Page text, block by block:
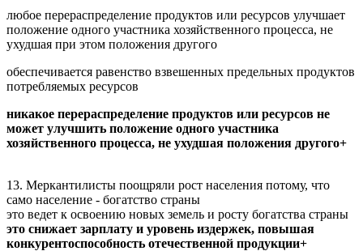
любое перераспределение продуктов или ресурсов улучшает
положение одного участника хозяйственного процесса, не
ухудшая при этом положения другого
обеспечивается равенство взвешенных предельных продуктов
потребляемых ресурсов
никакое перераспределение продуктов или ресурсов не
может улучшить положение одного участника
хозяйственного процесса, не ухудшая положения другого+
13. Меркантилисты поощряли рост населения потому, что
само население - богатство страны
это ведет к освоению новых земель и росту богатства страны
это снижает зарплату и уровень издержек, повышая
конкурентоспособность отечественной продукции+